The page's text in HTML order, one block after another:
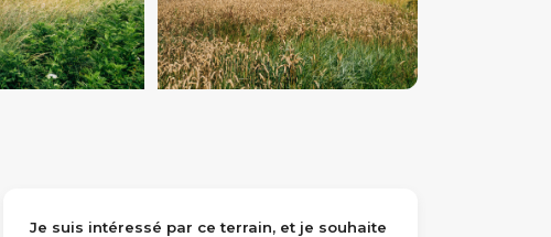
Je suis intéressé par ce terrain, et je souhaite